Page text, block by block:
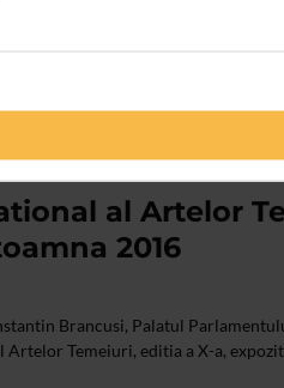
al Artelor
2016
Brancusi, Palatul
Artelor Temeiuri, editia a X-a,